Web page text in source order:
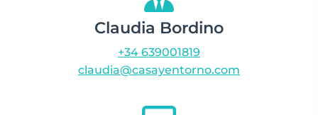
Claudia Bordino
+34 639001819
claudia@casayentorno.com